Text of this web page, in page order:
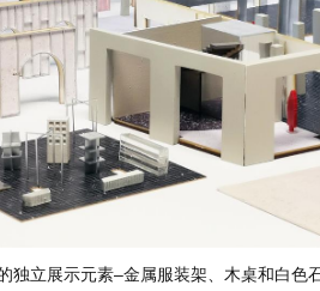
独立展示元素–金属服装架、木桌和白色